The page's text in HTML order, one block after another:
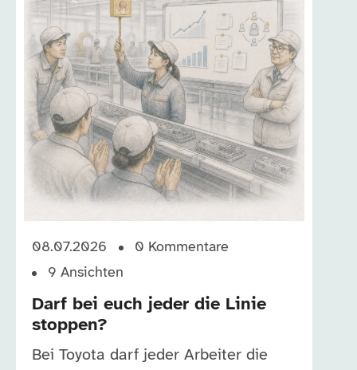
08.07.2026 0 Kommentare
9 Ansichten
Darf bei euch jeder die Linie
stoppen?
Bei Toyota darf jeder Arbeiter die